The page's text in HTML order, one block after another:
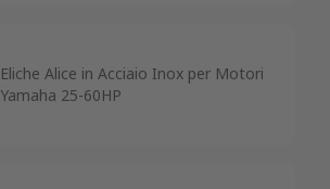
Eliche Alice in Acciaio Inox per Motori
Yamaha 25-60HP